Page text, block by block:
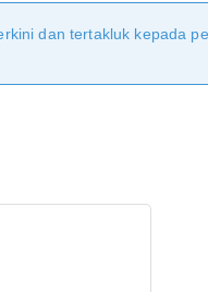
dan tertakluk kepada